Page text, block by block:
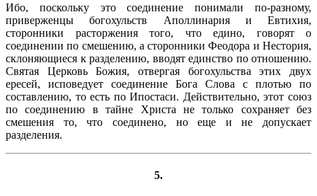
Ибо, поскольку это соединение понимали по-разному,
приверженцы богохульств Аполлинария и Евтихия,
сторонники расторжения того, что едино, говорят о
соединении по смешению, а сторонники Феодора и Нестория,
склоняющиеся к разделению, вводят единство по отношению.
Святая Церковь Божия, отвергая богохульства этих двух
ересей, исповедует соединение Бога Слова с плотью по
составлению, то есть по Ипостаси. Действительно, этот союз
по соединению в тайне Христа не только сохраняет без
смешения то, что соединено, но еще и не допускает
разделения.
5.